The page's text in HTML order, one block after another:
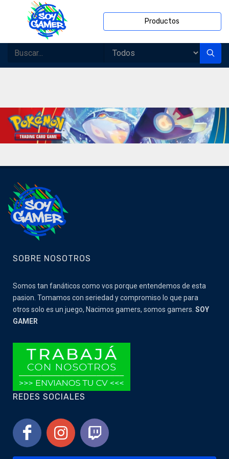
Productos
SOBRE NOSOTROS
Somos tan fanáticos como vos porque entendemos de esta
pasion. Tomamos con seriedad y compromiso lo que para
otros solo es un juego, Nacimos gamers, somos gamers. SOY
GAMER
REDES SOCIALES